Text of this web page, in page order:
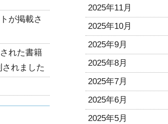
が掲載さ
れた書籍
れました
2025年11月
2025年10月
2025年9月
2025年8月
2025年7月
2025年6月
2025年5月